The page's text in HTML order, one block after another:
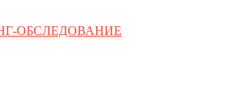
ОБСЛЕДОВАНИЕ